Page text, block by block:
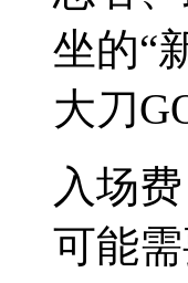
坐的“
大刀
入场费
可能